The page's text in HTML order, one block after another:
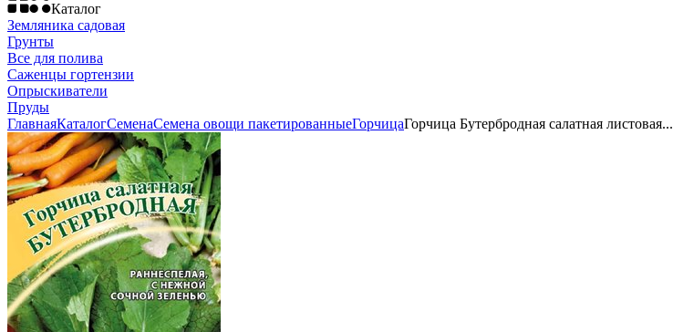
Каталог
Земляника садовая
Грунты
Все для полива
Саженцы гортензии
Опрыскиватели
Пруды
ГлавнаяКаталогСеменаСемена овощи пакетированныеГорчицаГорчица Бутербродная салатная листовая...